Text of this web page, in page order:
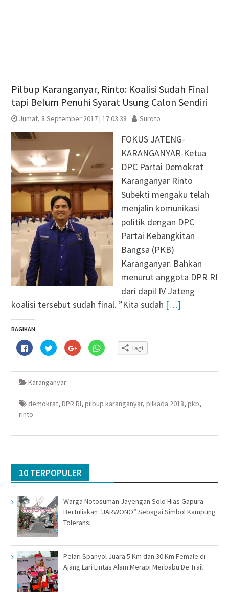
Pilbup Karanganyar, Rinto: Koalisi Sudah Final
tapi Belum Penuhi Syarat Usung Calon Sendiri
Jumat, 8 September 2017 | 17:03 38 Suroto
FOKUS JATENG-
KARANGANYAR-Ketua
DPC Partai Demokrat
Karanganyar Rinto
Subekti mengaku telah
menjalin komunikasi
politik dengan DPC
Partai Kebangkitan
Bangsa (PKB)
Karanganyar. Bahkan
menurut anggota DPR RI
dari dapil IV Jateng
koalisi tersebut sudah final. ”Kita sudah […]
BAGIKAN
Klik
untuk
membagikan
Facebook(Membuka
jendela
baru)
Klik
untuk
berbagi
Twitter(Membuka
jendela
yang
baru)
Klik
untuk
berbagi
Google+
yang
baru)
Klik
untuk
WhatsApp(Membuka
baru)
Lagi
Karanganyar
demokrat, DPR RI, pilbup karanganyar, pilkada 2018, pkb,
rinto
10 TERPOPULER
Warga Notosuman Jayengan Solo Hias Gapura
Bertuliskan “JARWONO” Sebagai Simbol Kampung
Toleransi
Pelari Spanyol Juara 5 Km dan 30 Km Female di
Ajang Lari Lintas Alam Merapi Merbabu De Trail